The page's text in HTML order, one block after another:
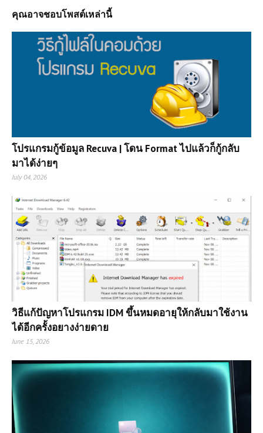
คุณอาจชอบโพสต์เหล่านี้
โปรแกรมกู้ข้อมูล Recuva | โดน Format ไปแล้วก็กู้กลับ
มาได้ง่ายๆ
July 04, 2026
วิธีแก้ปัญหาโปรแกรม IDM ขึ้นหมดอายุให้กลับมาใช้งาน
ได้อีกครั้งอยางง่ายดาย
June 15, 2026